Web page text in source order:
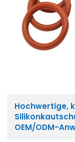
Hochwertige,
OEM/ODM-